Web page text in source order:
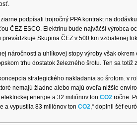
podpísali trojročný PPA kontrakt na
ČEZ ESCO. Elektrinu bude najväčší výrobca
prevádzkuje Skupina ČEZ v 500 km vzdialenej
náročnosti a uhlíkovej stopy výroby však
trhu dostatok železného šrotu. Ten sa totiž
strategického nakladania so šrotom. v
nemajú žiadne alebo majú oveľa nižšie
energie a 32 miliónov ton CO2 ročne.
a vypustila 83 miliónov ton CO2,“ doplnil šéf